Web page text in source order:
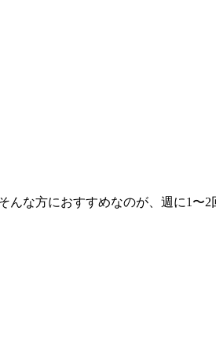
な方におすすめなのが、週に1〜